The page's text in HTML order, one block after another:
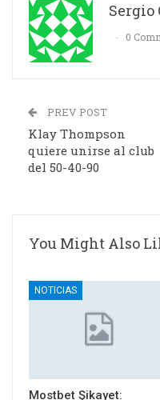
Sergio
0
PREV POST
Klay Thompson
quiere unirse al club
del 50-40-90
You Might Also
NOTICIAS
Mostbet Şikayet: